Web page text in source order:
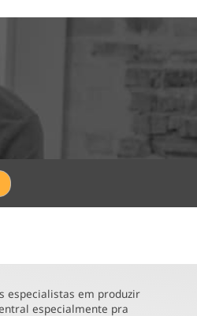
especialistas em produzir
especialmente pra